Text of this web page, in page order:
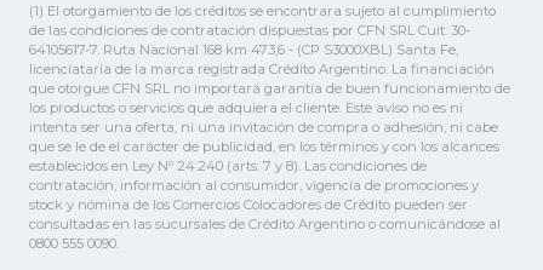
(1) El otorgamiento de los créditos se encontrara sujeto al cumplimiento
de las condiciones de contratación dispuestas por CFN SRL Cuit: 30-
64105617-7. Ruta Nacional 168 km 473,6 - (CP S3000XBL) Santa Fe,
licenciataria de la marca registrada Crédito Argentino. La financiación
que otorgue CFN SRL no importará garantía de buen funcionamiento de
los productos o servicios que adquiera el cliente. Este aviso no es ni
intenta ser una oferta, ni una invitación de compra o adhesión, ni cabe
que se le de el carácter de publicidad, en los términos y con los alcances
establecidos en Ley Nº 24.240 (arts. 7 y 8). Las condiciones de
contratación, información al consumidor, vigencia de promociones y
stock y nómina de los Comercios Colocadores de Crédito pueden ser
consultadas en las sucursales de Crédito Argentino o comunicándose al
0800 555 0090.